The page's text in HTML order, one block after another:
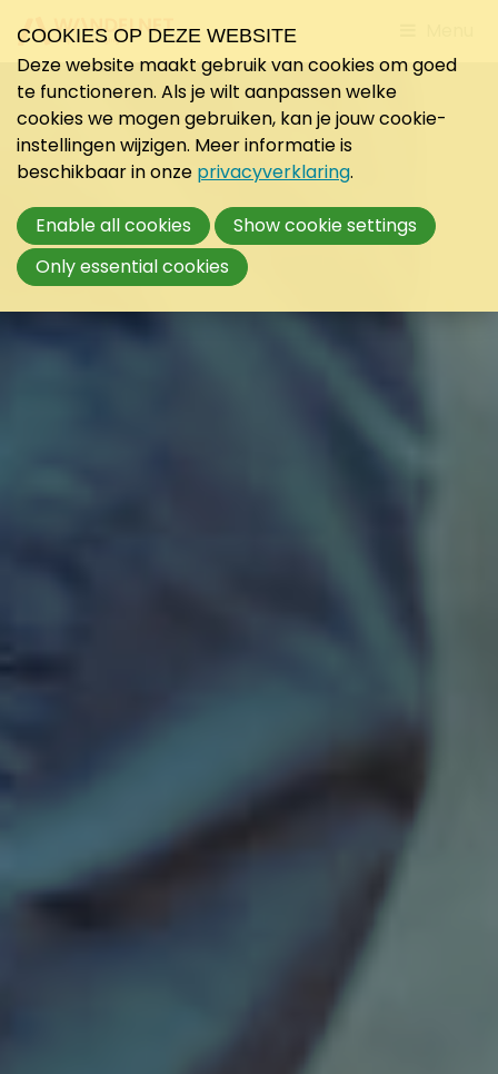
to
COOKIES OP DEZE WEBSITE
Deze website maakt gebruik van cookies om goed
te functioneren. Als je wilt aanpassen welke
cookies we mogen gebruiken, kan je jouw cookie-
instellingen wijzigen. Meer informatie is
beschikbaar in onze privacyverklaring.
Enable all cookies
Show cookie settings
Only essential cookies